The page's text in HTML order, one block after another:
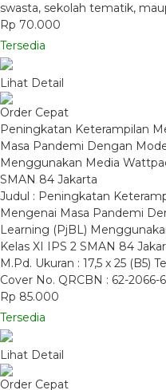
swasta, sekolah tematik,
Rp 70.000
Tersedia
Lihat Detail
Order Cepat
Peningkatan Keterampilan
Masa Pandemi Dengan
Menggunakan Media
SMAN 84 Jakarta
Judul : Peningkatan
Mengenai Masa Pandemi
Learning (PjBL)
Kelas XI IPS 2 SMAN 84
M.Pd. Ukuran : 17,5 x 25 (B5)
Cover No. QRCBN : 62-2066-
Rp 85.000
Tersedia
Lihat Detail
Order Cepat